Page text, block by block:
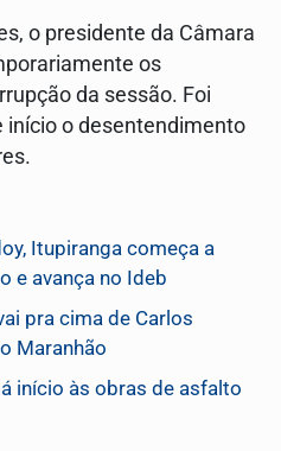
o presidente da Câmara
os
da sessão. Foi
início o desentendimento
Itupiranga começa a
e avança no Ideb
pra cima de Carlos
Maranhão
início às obras de asfalto